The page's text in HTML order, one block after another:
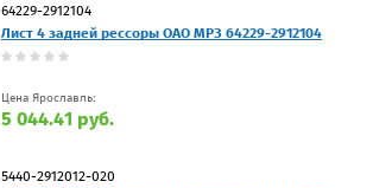
64229-2912104
Лист 4 задней рессоры ОАО МРЗ 64229-2912104
Цена Ярославль:
5 044.41 руб.
5440-2912012-020